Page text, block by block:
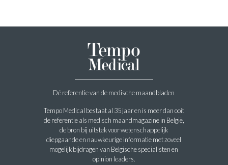
Dé referentie van de medische maandbladen
Tempo Medical bestaat al 35 jaar en is meer dan ooit
de referentie als medisch maandmagazine in België,
de bron bij uitstek voor wetenschappelijk
diepgaande en nauwkeurige informatie met zoveel
mogelijk bijdragen van Belgische specialisten en
opinion leaders.